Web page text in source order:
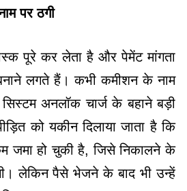
पर ठगी
पूरे कर लेता है और पेमेंट मांगता
लगते हैं। कभी कमीशन के नाम
अनलॉक चार्ज के बहाने बड़ी
को यकीन दिलाया जाता है कि
जमा हो चुकी है, जिसे निकालने के
लेकिन पैसे भेजने के बाद भी उन्हें